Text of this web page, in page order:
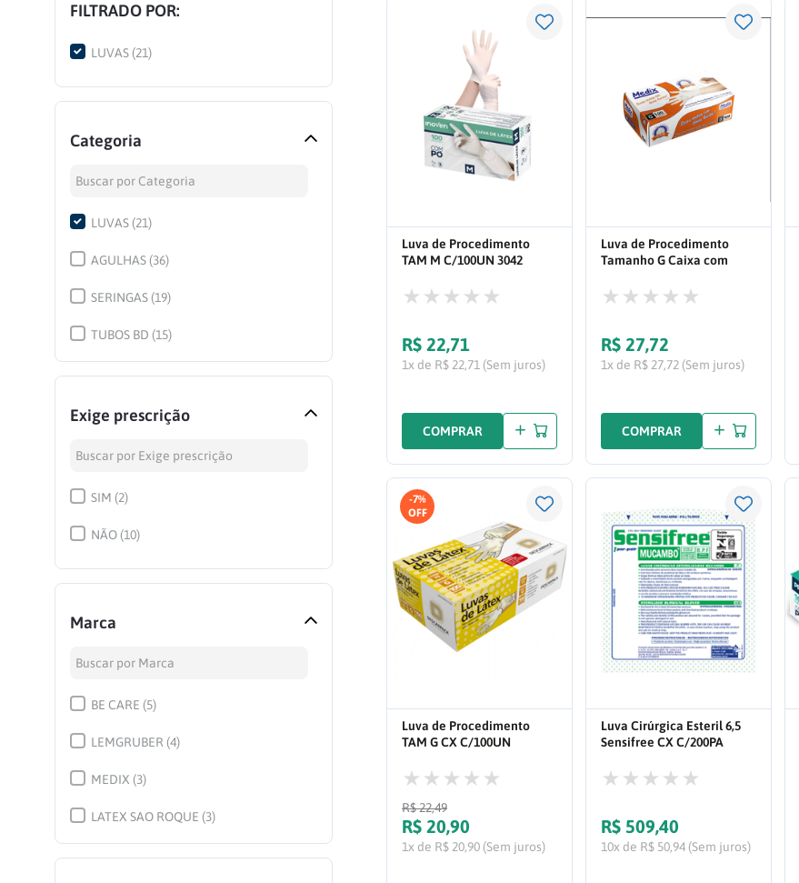
FILTRADO POR:
LUVAS (21)
Categoria
LUVAS (21)
AGULHAS (36)
SERINGAS (19)
TUBOS BD (15)
ALGODÃO (14)
Exige prescrição
SIM (2)
NÃO (10)
Marca
BE CARE (5)
LEMGRUBER (4)
MEDIX (3)
LATEX SAO ROQUE (3)
Luva de Procedimento
TAM M C/100UN 3042
R$ 22,71
1x de R$ 22,71 (Sem juros)
COMPRAR
Luva de Procedimento
Tamanho G Caixa com
R$ 27,72
1x de R$ 27,72 (Sem juros)
COMPRAR
-7%
Luva de Procedimento
TAM G CX C/100UN
R$22,49
R$ 20,90
1x de R$ 20,90 (Sem juros)
Luva Cirúrgica Esteril 6,5
Sensifree CX C/200PA
R$ 509,40
10x de R$ 50,94 (Sem juros)